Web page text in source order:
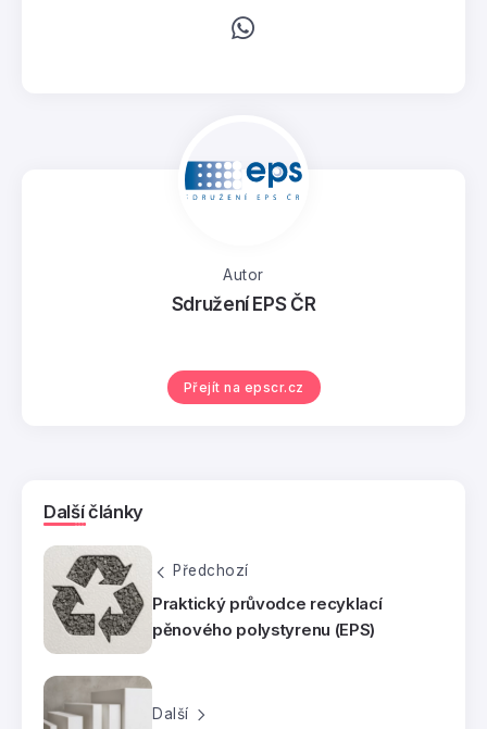
Autor
Sdružení EPS ČR
Přejít na epscr.cz
Další články
Předchozí
Praktický průvodce recyklací
pěnového polystyrenu (EPS)
Další